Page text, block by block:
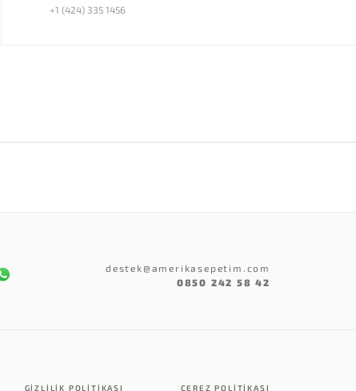
+1 (424) 335 1456
destek@amerikasepetim.com
0850 242 58 42
GIZLILIK POLITIKASI ÇEREZ POLITIKASI